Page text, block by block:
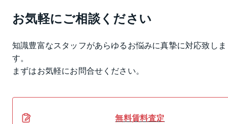
お気軽にご相談ください
知識豊富なスタッフがあらゆるお悩みに真摯に対応致しま
す。
まずはお気軽にお問合せください。
無料賃料査定